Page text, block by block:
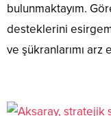
bulunmaktayım.
desteklerini
ve şükranlarımı